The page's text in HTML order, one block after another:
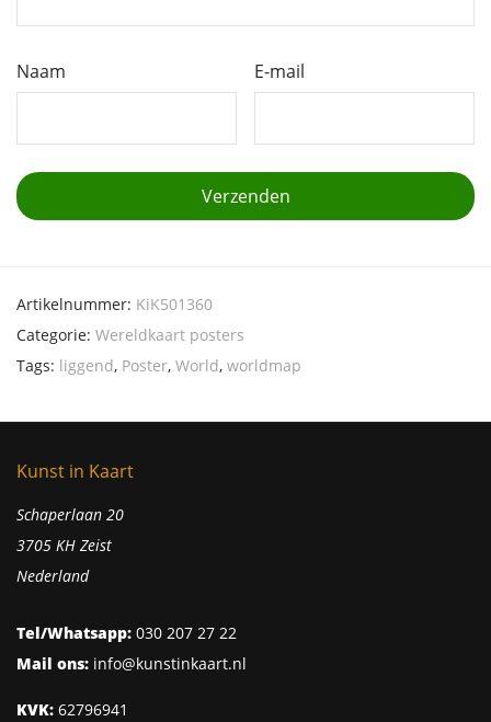
Naam E-mail
Artikelnummer: KiK501360
Categorie: Wereldkaart posters
Tags: liggend, Poster, World, worldmap
Kunst in Kaart
Schaperlaan 20
3705 KH Zeist
Nederland
Tel/Whatsapp: 030 207 27 22
Mail ons: info@kunstinkaart.nl
KVK: 62796941